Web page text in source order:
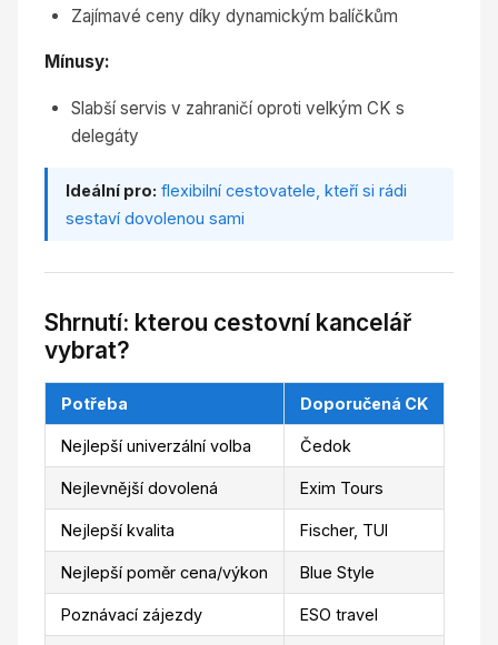
Zajímavé ceny díky dynamickým balíčkům
Mínusy:
Slabší servis v zahraničí oproti velkým CK s
delegáty
Ideální pro: flexibilní cestovatele, kteří si rádi
sestaví dovolenou sami
Shrnutí: kterou cestovní kancelář
vybrat?
Potřeba Doporučená CK
Nejlepší univerzální volba Čedok
Nejlevnější dovolená Exim Tours
Nejlepší kvalita Fischer, TUI
Nejlepší poměr cena/výkon Blue Style
Poznávací zájezdy ESO travel